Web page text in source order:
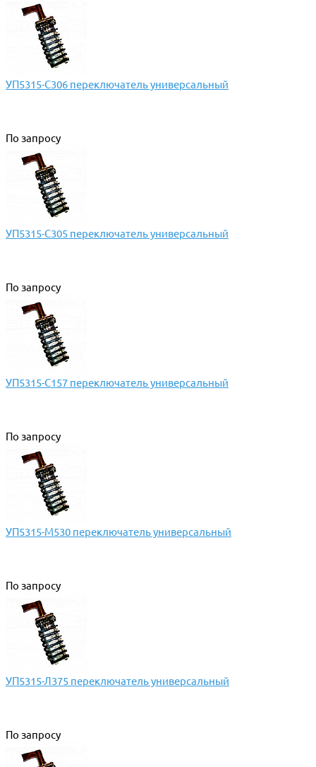
УП5315-С306 переключатель универсальный
По запросу
УП5315-С305 переключатель универсальный
По запросу
УП5315-С157 переключатель универсальный
По запросу
УП5315-М530 переключатель универсальный
По запросу
УП5315-Л375 переключатель универсальный
По запросу